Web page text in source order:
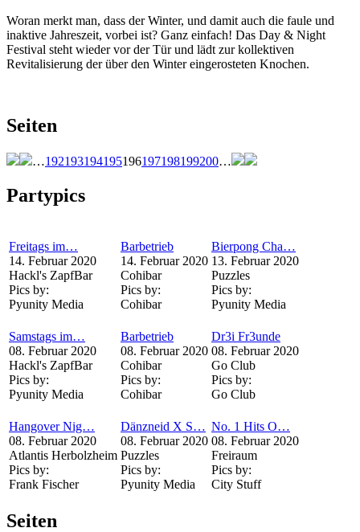
Woran merkt man, dass der Winter, und damit auch die faule und
inaktive Jahreszeit, vorbei ist? Ganz einfach! Das Day & Night
Festival steht wieder vor der Tür und lädt zur kollektiven
Revitalisierung der über den Winter eingerosteten Knochen.
Seiten
…192193194195196197198199200…
Partypics
Freitags im…
14. Februar 2020
Hackl's ZapfBar
Pics by:
Pyunity Media
Barbetrieb
14. Februar 2020
Cohibar
Pics by:
Cohibar
Bierpong Cha…
13. Februar 2020
Puzzles
Pics by:
Pyunity Media
Samstags im…
08. Februar 2020
Hackl's ZapfBar
Pics by:
Pyunity Media
Barbetrieb
08. Februar 2020
Cohibar
Pics by:
Cohibar
Dr3i Fr3unde
08. Februar 2020
Go Club
Pics by:
Go Club
Hangover Nig…
08. Februar 2020
Atlantis Herbolzheim
Pics by:
Frank Fischer
Dänzneid X S…
08. Februar 2020
Puzzles
Pics by:
Pyunity Media
No. 1 Hits O…
08. Februar 2020
Freiraum
Pics by:
City Stuff
Seiten